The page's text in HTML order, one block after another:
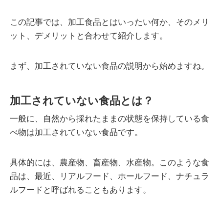
この記事では、加工食品とはいったい何か、そのメリ
ット、デメリットと合わせて紹介します。
まず、加工されていない食品の説明から始めますね。
加工されていない食品とは？
一般に、自然から採れたままの状態を保持している食
べ物は加工されていない食品です。
具体的には、農産物、畜産物、水産物。このような食
品は、最近、リアルフード、ホールフード、ナチュラ
ルフードと呼ばれることもあります。